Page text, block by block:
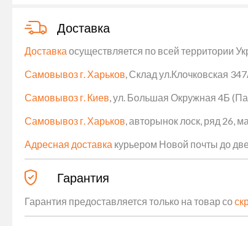
Доставка
Доставка осуществляется по всей территории
Самовывоз г. Харьков , Склад ул.Клочковская
Самовывоз г. Киев , ул. Большая Окружная 4Б
Самовывоз г. Харьков , авторынок лоск, ряд 26,
Адресная доставка курьером Новой почты до
Гарантия
Гарантия предоставляется только на товар со